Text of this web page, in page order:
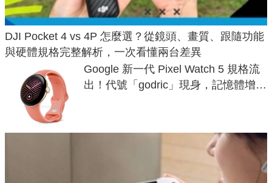
DJI Pocket 4 vs 4P 怎麼選？從鏡頭、畫質、跟隨功能
與硬體規格完整解析，一次看懂兩台差異
Google 新一代 Pixel Watch 5 規格流
出！代號「godric」現身，記憶體增強